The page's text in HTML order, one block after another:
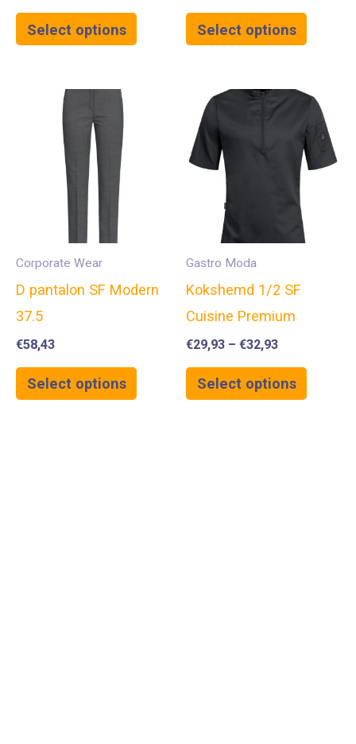
Select options Select options
Corporate Wear
D pantalon SF Modern
37.5
€58,43
Select options
Gastro Moda
Kokshemd 1/2 SF
Cuisine Premium
€29,93 – €32,93
Select options